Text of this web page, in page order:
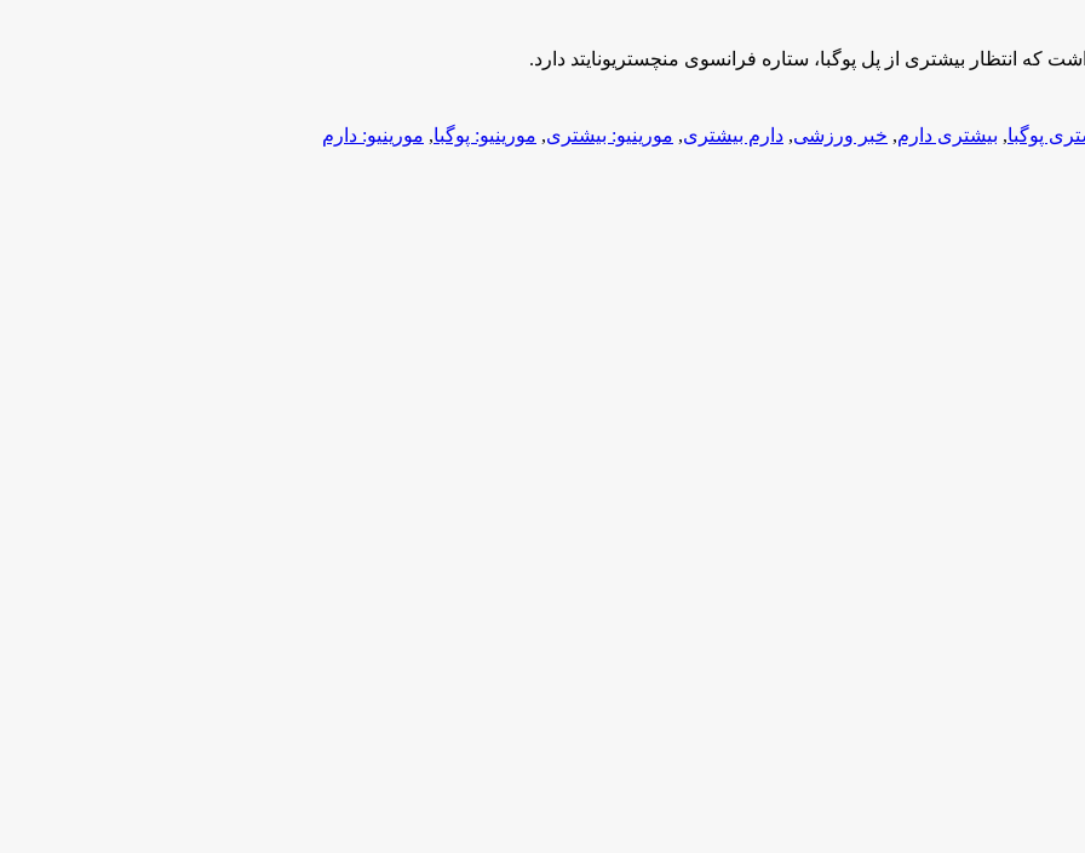
که انتظار بیشتری از پل پوگبا، ستاره فرانسوی منچستریونایتد دارد.
پوگبا, بیشتری دارم, خبر ورزشی, دارم بیشتری, مورینیو: بیشتری, مورینیو: پوگبا, مورینیو: دارم